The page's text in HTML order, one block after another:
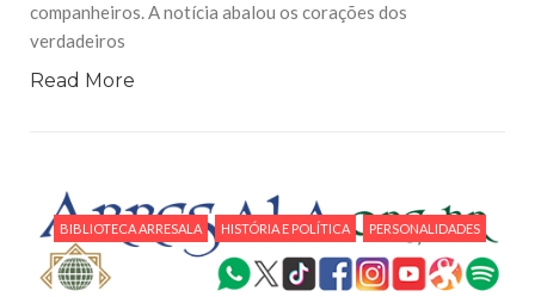
Os Objetivos da Revolução de Hussein
(A.S.)
no mundo esquecem, no auge da luta, os valores anunciados
companheiros. A notícia abalou os corações dos
verdadeiros
Read More
BIBLIOTECA ARRESALA HISTÓRIA E POLÍTICA PERSONALIDADES